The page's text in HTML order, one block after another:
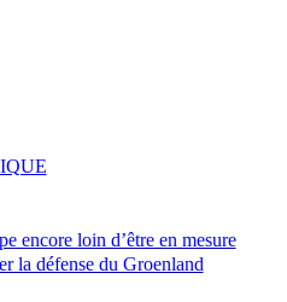
encore loin d’être en mesure
la défense du Groenland